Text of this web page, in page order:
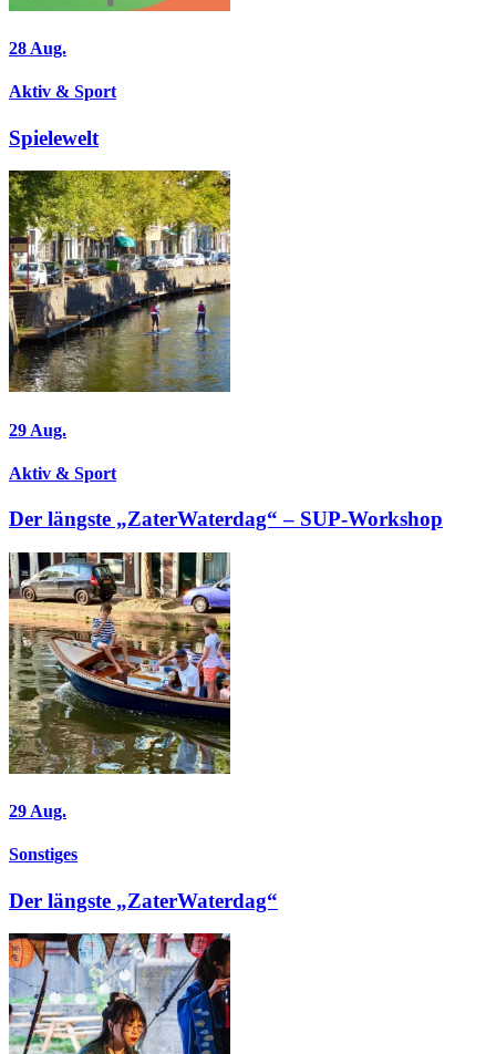
28 Aug.
Aktiv & Sport
Spielewelt
29 Aug.
Aktiv & Sport
Der längste „ZaterWaterdag“ – SUP-Workshop
29 Aug.
Sonstiges
Der längste „ZaterWaterdag“